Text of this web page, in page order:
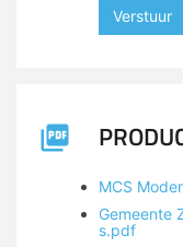
Verstuur
MCS
Gemeente
s.pdf